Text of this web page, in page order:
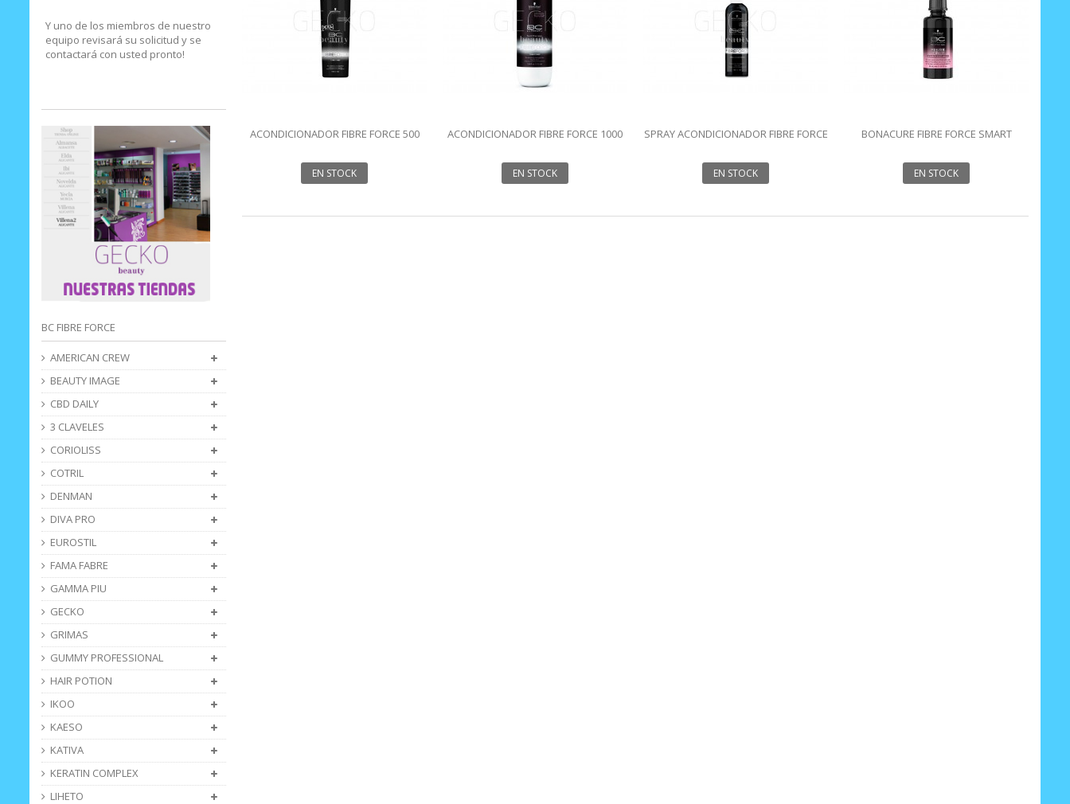
ACONDICIONADOR FIBRE FORCE 500
EN STOCK
ACONDICIONADOR FIBRE FORCE 1000
EN STOCK
SPRAY ACONDICIONADOR FIBRE FORCE
EN STOCK
BONACURE FIBRE FORCE SMART
EN STOCK
Y uno de los miembros de nuestro
equipo revisará su solicitud y se
contactará con usted pronto!
BC FIBRE FORCE
AMERICAN CREW
BEAUTY IMAGE
CBD DAILY
3 CLAVELES
CORIOLISS
COTRIL
DENMAN
DIVA PRO
EUROSTIL
FAMA FABRE
GAMMA PIU
GECKO
GRIMAS
GUMMY PROFESSIONAL
HAIR POTION
IKOO
KAESO
KATIVA
KERATIN COMPLEX
LIHETO